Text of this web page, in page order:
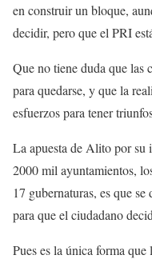
en construir un bloque,
decidir, pero que el PRI
Que no tiene duda que las
para quedarse, y que la
esfuerzos para tener
La apuesta de Alito por su
2000 mil ayuntamientos,
17 gubernaturas, es que
para que el ciudadano
Pues es la única forma